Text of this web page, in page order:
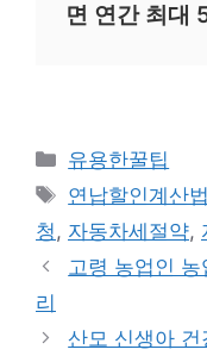
면 연간 최대
카
테
리
유용한꿀팁
태
그
연납할인계산법
청, 자동차세절약,
고령 농업인
리
산모 신생아 건